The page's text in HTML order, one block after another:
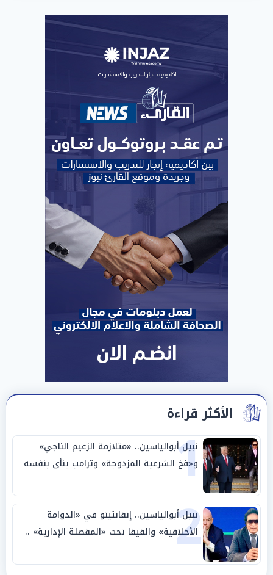
الأكثر قراءة
1
نبيل أبوالياسين.. «متلازمة الزعيم الناجي»
و«فخ الشرعية المزدوجة» وترامب ينأى بنفسه
وحليفه في «ميتم استراتيجي»
2
نبيل أبوالياسين.. إنفانتينو في «الدوامة
الأخلاقية» والفيفا تحت «المقصلة الإدارية» ..
«عبادة العرش وجنازة المصداقية»